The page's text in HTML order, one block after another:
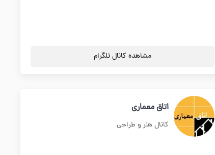
مشاهده کانال تلگرام
اتاق معماری
کانال هنر و طراحی